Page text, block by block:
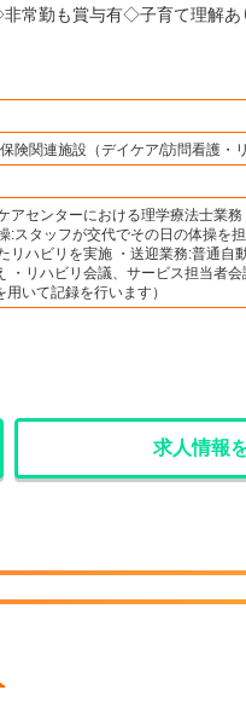
険関連施設（デイケア/訪問看護・リ
アセンターにおける理学療法士業務
:スタッフが交代でその日の体操を
リハビリを実施 ・送迎業務:普通自
・リハビリ会議、サービス担当者
いて記録を行います）
求人情報